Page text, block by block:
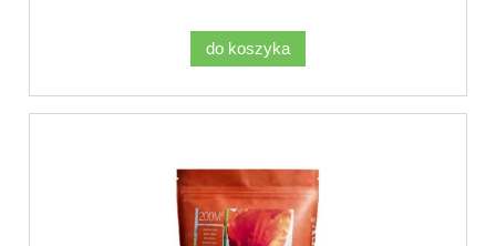
do koszyka